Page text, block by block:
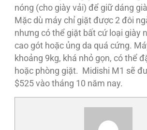
nóng (cho giày vải) để giữ dáng
Mặc dù máy chỉ giặt được 2 đôi
nhưng có thể giặt bất cứ loại giày
cao gót hoặc ủng da quá cứng.
khoảng 9kg, khá nhỏ gọn, có thể
hoặc phòng giặt. Midishi M1 sẽ
$525 vào tháng 10 năm nay.